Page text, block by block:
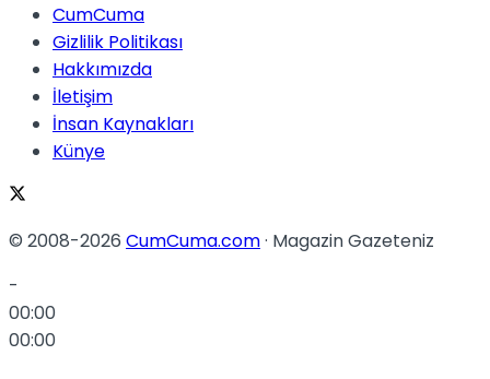
CumCuma
Gizlilik Politikası
Hakkımızda
İletişim
İnsan Kaynakları
Künye
© 2008-2026 CumCuma.com· Magazin Gazeteniz
-
00:00
00:00